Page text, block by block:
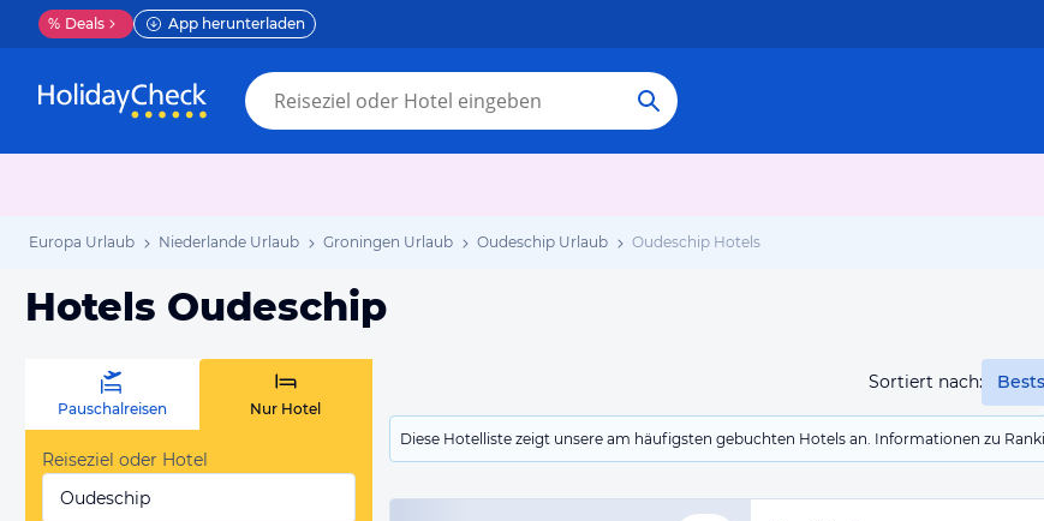
% Deals App herunterladen
Europa Urlaub Niederlande Urlaub Groningen Urlaub Oudeschip Urlaub Oudeschip Hotels
Hotels Oudeschip
Sortiert nach:
Diese Hotelliste zeigt unsere am häufigsten gebuchten Hotels an. Informationen zu
Pauschalreisen Nur Hotel
Reiseziel oder Hotel
Oudeschip